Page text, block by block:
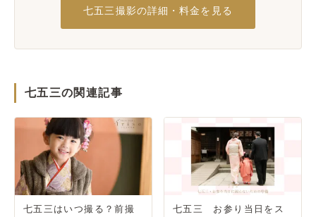
七五三撮影の詳細・料金を見る
七五三の関連記事
七五三はいつ撮る？前撮
七五三 お参り当日をス